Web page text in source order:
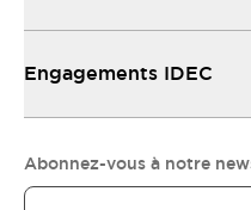
Engagements IDEC
Abonnez-vous à notre